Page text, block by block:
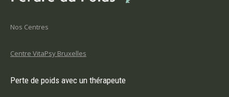
Nos Centres
Centre VitaPsy Bruxelles
Perte de poids avec un thérapeute